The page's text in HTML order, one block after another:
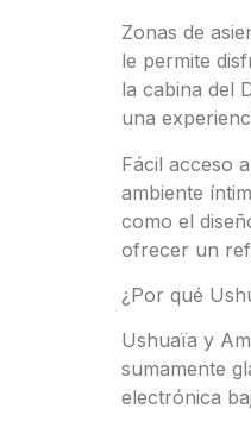
Zonas de
le permite
la cabina del
una
Fácil acceso
ambiente
como el
ofrecer un
¿Por qué
Ushuaïa y
sumamente
electrónica